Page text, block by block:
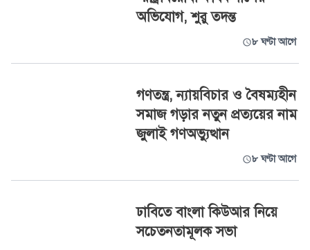
অভিযোগ, শুরু তদন্ত
৮ ঘণ্টা আগে
গণতন্ত্র, ন্যায়বিচার ও বৈষম্যহীন
সমাজ গড়ার নতুন প্রত্যয়ের নাম
জুলাই গণঅভ্যুত্থান
৮ ঘণ্টা আগে
ঢাবিতে বাংলা কিউআর নিয়ে
সচেতনতামূলক সভা